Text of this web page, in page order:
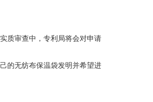
质审查中，专利局将会对申请
的无纺布保温袋发明并希望进